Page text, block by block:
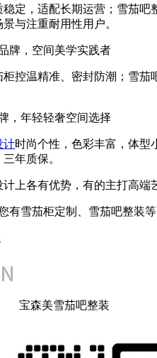
定，适配长期运营；雪茄
与注重耐用性用户。
牌，空间美学实践者
控温精准、密封防潮；雪
，年轻轻奢空间选择
计时尚个性，色彩丰富，体型
年质保。
上各有优势，有的主打高
有雪茄柜定制、雪茄吧整装
宝森美雪茄吧整装